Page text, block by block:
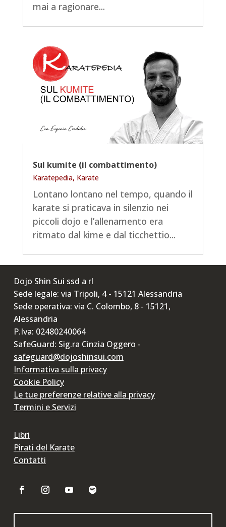
mai a ragionare...
Sul kumite (il combattimento)
Karatepedia, Karate
Lontano lontano nel tempo, quando il
karate si praticava in silenzio nei
piccoli dojo e l’allenamento era
ritmato dal kime e dal ticchettio...
Dojo Shin Sui ssd a rl
Sede legale: via Tripoli, 4 - 15121 Alessandria
Sede operativa: via C. Colombo, 8 - 15121,
Alessandria
P.Iva: 02480240064
SafeGuard: Sig.ra Cinzia Oggero -
safeguard@dojoshinsui.com
Informativa sulla privacy
Cookie Policy
Le tue preferenze relative alla privacy
Termini e Servizi
Libri
Pirati del Karate
Contatti